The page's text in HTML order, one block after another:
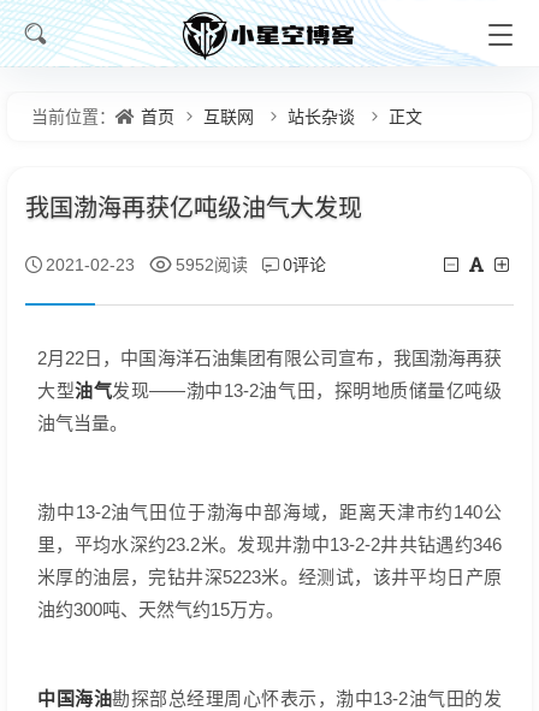
当前位置： 首页 互联网 站长杂谈 正文
我国渤海再获亿吨级油气大发现
2021-02-23 5952阅读 0评论
2月22日，中国海洋石油集团有限公司宣布，我国渤海再获
大型油气发现——渤中13-2油气田，探明地质储量亿吨级
油气当量。
渤中13-2油气田位于渤海中部海域，距离天津市约140公
里，平均水深约23.2米。发现井渤中13-2-2井共钻遇约346
米厚的油层，完钻井深5223米。经测试，该井平均日产原
油约300吨、天然气约15万方。
中国海油勘探部总经理周心怀表示，渤中13-2油气田的发